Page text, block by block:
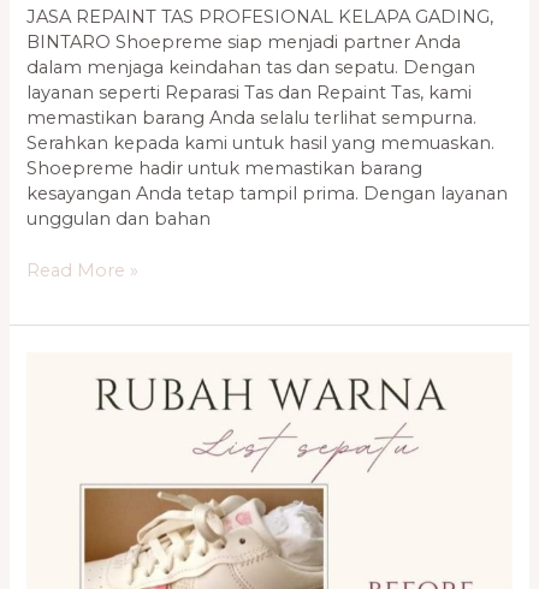
JASA REPAINT TAS PROFESIONAL KELAPA GADING,
BINTARO Shoepreme siap menjadi partner Anda
dalam menjaga keindahan tas dan sepatu. Dengan
layanan seperti Reparasi Tas dan Repaint Tas, kami
memastikan barang Anda selalu terlihat sempurna.
Serahkan kepada kami untuk hasil yang memuaskan.
Shoepreme hadir untuk memastikan barang
kesayangan Anda tetap tampil prima. Dengan layanan
unggulan dan bahan
Read More »
Reparasi
Gading,